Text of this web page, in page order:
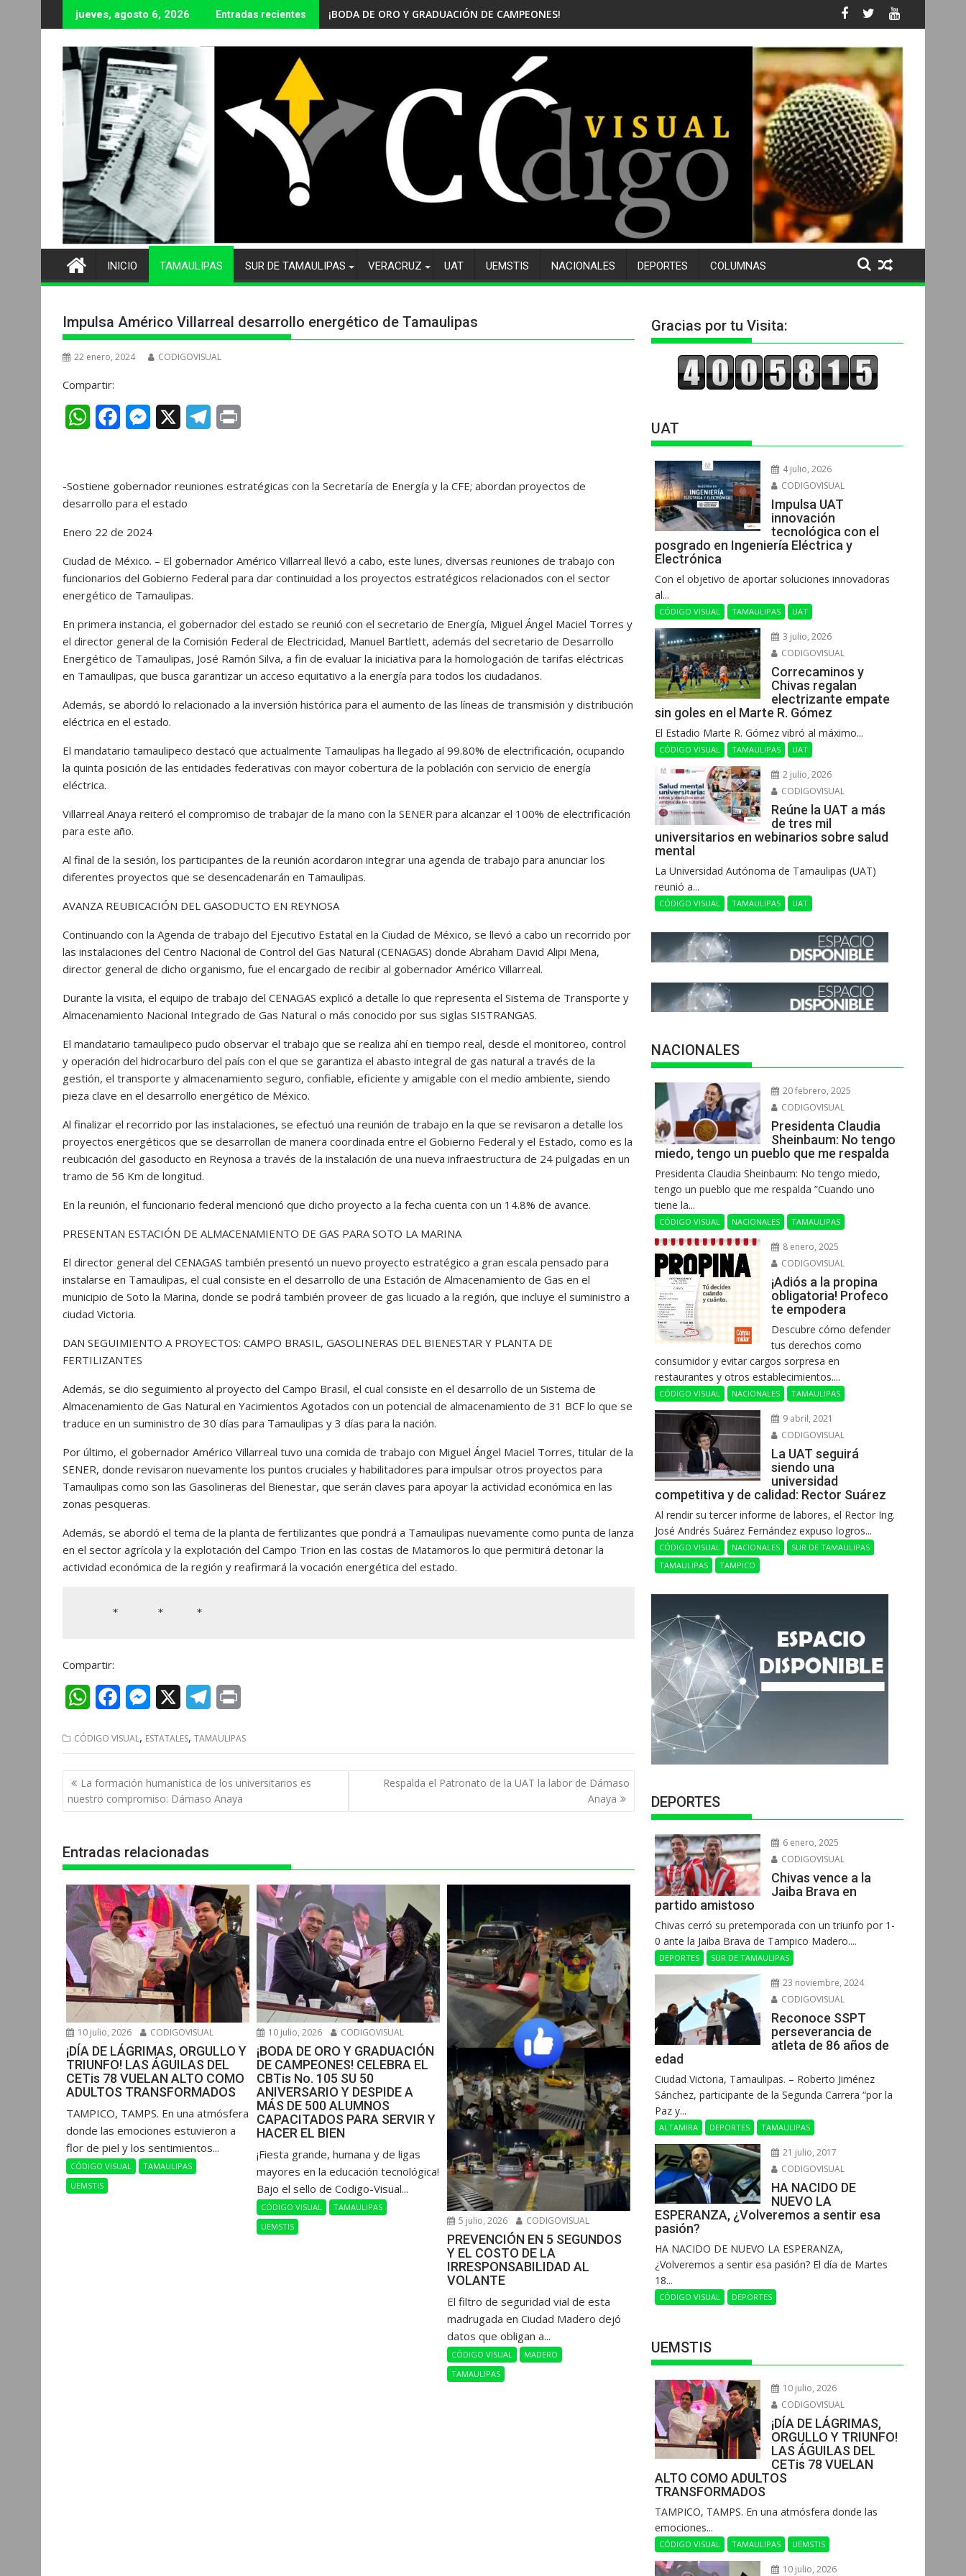
al
contenido
jueves, agosto 6, 2026 Entradas recientes ¡BODA DE ORO Y GRADUACIÓN DE CAMPEONES! CELEBRA EL CBTis No. 105 SU 50 ANIVERSARIO Y DESPIDE A MÁS DE 500
INICIO TAMAULIPAS SUR DE TAMAULIPAS VERACRUZ UAT UEMSTIS NACIONALES DEPORTES COLUMNAS
Impulsa Américo Villarreal desarrollo energético de Tamaulipas
22 enero, 2024 CODIGOVISUAL
Compartir:
W
t
A
p
p
e
o
o
k
s
n
g
e
a
n
-Sostiene gobernador reuniones estratégicas con la Secretaría de Energía y la CFE; abordan proyectos de
desarrollo para el estado
Enero 22 de 2024
Ciudad de México. – El gobernador Américo Villarreal llevó a cabo, este lunes, diversas reuniones de trabajo con
funcionarios del Gobierno Federal para dar continuidad a los proyectos estratégicos relacionados con el sector
energético de Tamaulipas.
En primera instancia, el gobernador del estado se reunió con el secretario de Energía, Miguel Ángel Maciel Torres y
el director general de la Comisión Federal de Electricidad, Manuel Bartlett, además del secretario de Desarrollo
Energético de Tamaulipas, José Ramón Silva, a fin de evaluar la iniciativa para la homologación de tarifas eléctricas
en Tamaulipas, que busca garantizar un acceso equitativo a la energía para todos los ciudadanos.
Además, se abordó lo relacionado a la inversión histórica para el aumento de las líneas de transmisión y distribución
eléctrica en el estado.
El mandatario tamaulipeco destacó que actualmente Tamaulipas ha llegado al 99.80% de electrificación, ocupando
la quinta posición de las entidades federativas con mayor cobertura de la población con servicio de energía
eléctrica.
Villarreal Anaya reiteró el compromiso de trabajar de la mano con la SENER para alcanzar el 100% de electrificación
para este año.
Al final de la sesión, los participantes de la reunión acordaron integrar una agenda de trabajo para anunciar los
diferentes proyectos que se desencadenarán en Tamaulipas.
AVANZA REUBICACIÓN DEL GASODUCTO EN REYNOSA
Continuando con la Agenda de trabajo del Ejecutivo Estatal en la Ciudad de México, se llevó a cabo un recorrido por
las instalaciones del Centro Nacional de Control del Gas Natural (CENAGAS) donde Abraham David Alipi Mena,
director general de dicho organismo, fue el encargado de recibir al gobernador Américo Villarreal.
Durante la visita, el equipo de trabajo del CENAGAS explicó a detalle lo que representa el Sistema de Transporte y
Almacenamiento Nacional Integrado de Gas Natural o más conocido por sus siglas SISTRANGAS.
El mandatario tamaulipeco pudo observar el trabajo que se realiza ahí en tiempo real, desde el monitoreo, control
y operación del hidrocarburo del país con el que se garantiza el abasto integral de gas natural a través de la
gestión, el transporte y almacenamiento seguro, confiable, eficiente y amigable con el medio ambiente, siendo
pieza clave en el desarrollo energético de México.
Al finalizar el recorrido por las instalaciones, se efectuó una reunión de trabajo en la que se revisaron a detalle los
proyectos energéticos que se desarrollan de manera coordinada entre el Gobierno Federal y el Estado, como es la
reubicación del gasoducto en Reynosa a través de la instalación de una nueva infraestructura de 24 pulgadas en un
tramo de 56 Km de longitud.
En la reunión, el funcionario federal mencionó que dicho proyecto a la fecha cuenta con un 14.8% de avance.
PRESENTAN ESTACIÓN DE ALMACENAMIENTO DE GAS PARA SOTO LA MARINA
El director general del CENAGAS también presentó un nuevo proyecto estratégico a gran escala pensado para
instalarse en Tamaulipas, el cual consiste en el desarrollo de una Estación de Almacenamiento de Gas en el
municipio de Soto la Marina, donde se podrá también proveer de gas licuado a la región, que incluye el suministro a
ciudad Victoria.
DAN SEGUIMIENTO A PROYECTOS: CAMPO BRASIL, GASOLINERAS DEL BIENESTAR Y PLANTA DE
FERTILIZANTES
Además, se dio seguimiento al proyecto del Campo Brasil, el cual consiste en el desarrollo de un Sistema de
Almacenamiento de Gas Natural en Yacimientos Agotados con un potencial de almacenamiento de 31 BCF lo que se
traduce en un suministro de 30 días para Tamaulipas y 3 días para la nación.
Por último, el gobernador Américo Villarreal tuvo una comida de trabajo con Miguel Ángel Maciel Torres, titular de la
SENER, donde revisaron nuevamente los puntos cruciales y habilitadores para impulsar otros proyectos para
Tamaulipas como son las Gasolineras del Bienestar, que serán claves para apoyar la actividad económica en las
zonas pesqueras.
Además, se abordó el tema de la planta de fertilizantes que pondrá a Tamaulipas nuevamente como punta de lanza
en el sector agrícola y la explotación del Campo Trion en las costas de Matamoros lo que permitirá detonar la
actividad económica de la región y reafirmará la vocación energética del estado.
     *      *     *
Compartir:
W
a
t
s
p
c
e
b
k
s
s
e
e
r
l
e
g
m
i
n
t
CÓDIGO VISUAL, ESTATALES, TAMAULIPAS
Navegación
de
entradas
La formación humanística de los universitarios es
nuestro compromiso: Dámaso Anaya
Respalda el Patronato de la UAT la labor de Dámaso
Anaya
Entradas relacionadas
10 julio, 2026 CODIGOVISUAL
¡DÍA DE LÁGRIMAS, ORGULLO Y
TRIUNFO! LAS ÁGUILAS DEL
CETis 78 VUELAN ALTO COMO
ADULTOS TRANSFORMADOS
​TAMPICO, TAMPS. En una atmósfera
donde las emociones estuvieron a
flor de piel y los sentimientos...
CÓDIGO VISUAL
TAMAULIPAS
UEMSTIS
10 julio, 2026 CODIGOVISUAL
¡BODA DE ORO Y GRADUACIÓN
DE CAMPEONES! CELEBRA EL
CBTis No. 105 SU 50
ANIVERSARIO Y DESPIDE A
MÁS DE 500 ALUMNOS
CAPACITADOS PARA SERVIR Y
HACER EL BIEN
​¡Fiesta grande, humana y de ligas
mayores en la educación tecnológica!
Bajo el sello de Codigo-Visual...
CÓDIGO VISUAL
TAMAULIPAS
UEMSTIS
5 julio, 2026 CODIGOVISUAL
PREVENCIÓN EN 5 SEGUNDOS
Y EL COSTO DE LA
IRRESPONSABILIDAD AL
VOLANTE
​El filtro de seguridad vial de esta
madrugada en Ciudad Madero dejó
datos que obligan a...
CÓDIGO VISUAL
MADERO
TAMAULIPAS
Gracias por tu Visita:
UAT
4 julio, 2026
CODIGOVISUAL
Impulsa UAT
innovación
tecnológica con el
posgrado en Ingeniería Eléctrica y
Electrónica
Con el objetivo de aportar soluciones innovadoras
al...
CÓDIGO VISUAL TAMAULIPAS UAT
3 julio, 2026
CODIGOVISUAL
Correcaminos y
Chivas regalan
electrizante empate
sin goles en el Marte R. Gómez
El Estadio Marte R. Gómez vibró al máximo...
CÓDIGO VISUAL TAMAULIPAS UAT
2 julio, 2026
CODIGOVISUAL
Reúne la UAT a más
de tres mil
universitarios en webinarios sobre salud
mental
La Universidad Autónoma de Tamaulipas (UAT)
reunió a...
CÓDIGO VISUAL TAMAULIPAS UAT
NACIONALES
20 febrero, 2025
CODIGOVISUAL
Presidenta Claudia
Sheinbaum: No tengo
miedo, tengo un pueblo que me respalda
Presidenta Claudia Sheinbaum: No tengo miedo,
tengo un pueblo que me respalda ”Cuando uno
tiene la...
CÓDIGO VISUAL NACIONALES TAMAULIPAS
8 enero, 2025
CODIGOVISUAL
¡Adiós a la propina
obligatoria! Profeco
te empodera
Descubre cómo defender
tus derechos como
consumidor y evitar cargos sorpresa en
restaurantes y otros establecimientos....
CÓDIGO VISUAL NACIONALES TAMAULIPAS
9 abril, 2021
CODIGOVISUAL
La UAT seguirá
siendo una
universidad
competitiva y de calidad: Rector Suárez
Al rendir su tercer informe de labores, el Rector Ing.
José Andrés Suárez Fernández expuso logros...
CÓDIGO VISUAL NACIONALES
SUR DE TAMAULIPAS
TAMAULIPAS
TAMPICO
DEPORTES
6 enero, 2025
CODIGOVISUAL
Chivas vence a la
Jaiba Brava en
partido amistoso
Chivas cerró su pretemporada con un triunfo por 1-
0 ante la Jaiba Brava de Tampico Madero....
DEPORTES SUR DE TAMAULIPAS
23 noviembre, 2024
CODIGOVISUAL
Reconoce SSPT
perseverancia de
atleta de 86 años de
edad
Ciudad Victoria, Tamaulipas. – Roberto Jiménez
Sánchez, participante de la Segunda Carrera “por la
Paz y...
ALTAMIRA DEPORTES TAMAULIPAS
21 julio, 2017
CODIGOVISUAL
HA NACIDO DE
NUEVO LA
ESPERANZA, ¿Volveremos a sentir esa
pasión?
HA NACIDO DE NUEVO LA ESPERANZA,
¿Volveremos a sentir esa pasión? El día de Martes
18...
CÓDIGO VISUAL DEPORTES
UEMSTIS
10 julio, 2026
CODIGOVISUAL
¡DÍA DE LÁGRIMAS,
ORGULLO Y TRIUNFO!
LAS ÁGUILAS DEL
CETis 78 VUELAN
ALTO COMO ADULTOS
TRANSFORMADOS
​TAMPICO, TAMPS. En una atmósfera donde las
emociones...
CÓDIGO VISUAL TAMAULIPAS UEMSTIS
10 julio, 2026